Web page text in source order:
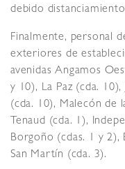
debido
Finalmente, personal
exteriores de
avenidas Angamos
y 10), La Paz (cda.
(cda. 10), Malecón de
Tenaud (cda. 1),
Borgoño (cdas. 1 y 2),
San Martín (cda. 3).